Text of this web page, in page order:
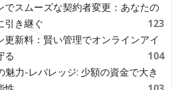
でスムーズな契約者変更：あなたの
引き継ぐ
123
更新料：賢い管理でオンラインアイ
る
104
魅力-レバレッジ: 少額の資金で大き